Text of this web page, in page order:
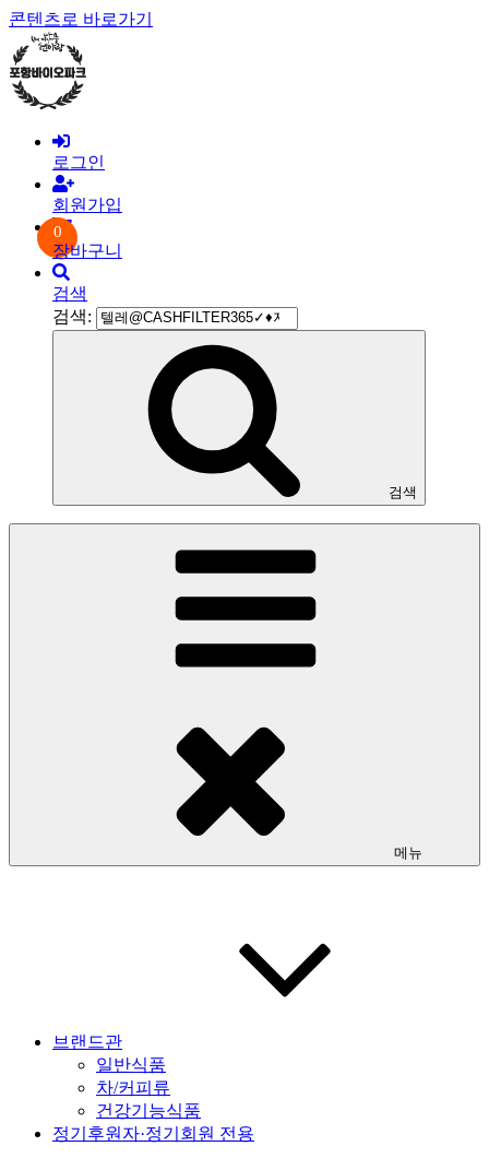
콘텐츠로 바로가기
로그인
회원가입
0
장바구니
검색
검색:
검색
메뉴
브랜드관
일반식품
차/커피류
건강기능식품
정기후원자·정기회원 전용